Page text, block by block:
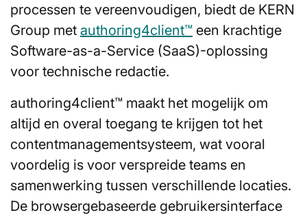
processen te vereenvoudigen, biedt de KERN
Group met authoring4client™ een krachtige
Software-as-a-Service (SaaS)-oplossing
voor technische redactie.
authoring4client™ maakt het mogelijk om
altijd en overal toegang te krijgen tot het
contentmanagementsysteem, wat vooral
voordelig is voor verspreide teams en
samenwerking tussen verschillende locaties.
De browsergebaseerde gebruikersinterface